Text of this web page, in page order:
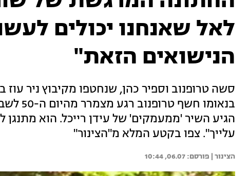
לאל שאנחנו יכולים
הנישואים הזאת"
הגיע השיר 'ממעמקים' של עידן רייכל. הוא מתנגן
עלייך". צפו בקטע המלא מ"הצינור"
הצינור | 06.07, 10:44